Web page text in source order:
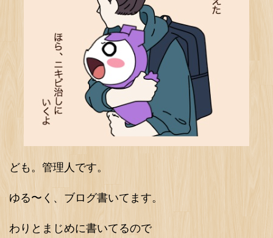
ども。管理人です。
ゆる〜く、ブログ書いてます。
わりとまじめに書いてるので